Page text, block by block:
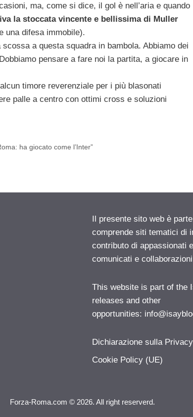
ma, come si dice, il gol è nell’aria e quando
la stoccata vincente e bellissima di Muller
una difesa immobile).
a questa squadra in bambola. Abbiamo dei
pensare a fare noi la partita, a giocare in
timore reverenziale per i più blasonati
palle a centro con ottimi cross e soluzioni
ha giocato come l’Inter”
Il presente sito web è
comprende siti tematici di
contributo di appassionati
comunicati e
This website is part of the
releases and other
opportunities:
Dichiarazione sulla
Cookie Policy (UE)
Forza-Roma.com © 2026. All right reserverd.